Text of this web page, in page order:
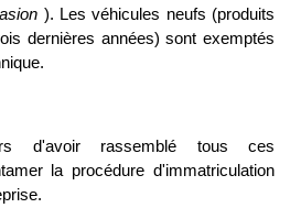
). Les véhicules neufs (produits
dernières années) sont exemptés
d'avoir rassemblé tous ces
la procédure d'immatriculation